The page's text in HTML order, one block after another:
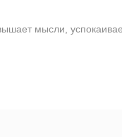
мысли,